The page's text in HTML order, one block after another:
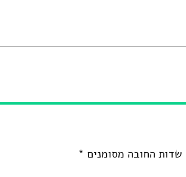
שדות החובה מסומנים *